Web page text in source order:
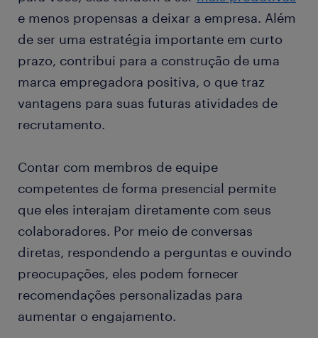
e menos propensas a deixar a empresa. Além
de ser uma estratégia importante em curto
prazo, contribui para a construção de uma
marca empregadora positiva, o que traz
vantagens para suas futuras atividades de
recrutamento.
Contar com membros de equipe
competentes de forma presencial permite
que eles interajam diretamente com seus
colaboradores. Por meio de conversas
diretas, respondendo a perguntas e ouvindo
preocupações, eles podem fornecer
recomendações personalizadas para
aumentar o engajamento.